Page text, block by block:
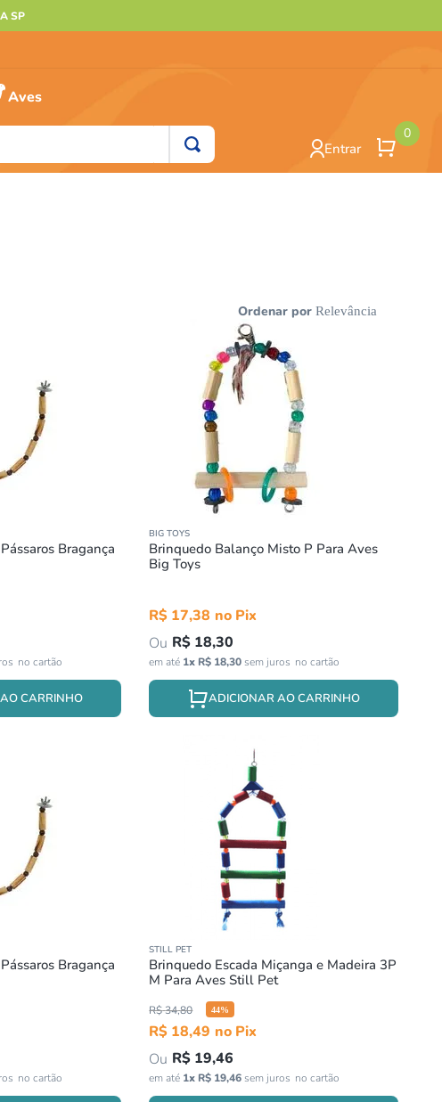
SP
Aves
Entrar
0
Ordenar por Relevância
Bragança
CARRINHO
BIG TOYS
Brinquedo Balanço Misto P Para Aves
Big Toys
R$ 17,38
R$ 18,30
em até 1x R$ 18,30sem juros
ADICIONAR AO CARRINHO
Bragança
STILL PET
Brinquedo Escada Miçanga e Madeira 3P
M Para Aves Still Pet
R$34,80 44%
R$ 18,49
R$ 19,46
em até 1x R$ 19,46sem juros